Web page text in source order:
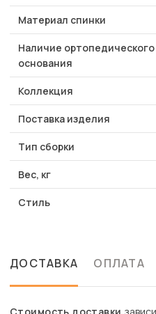
Материал спинки
Наличие ортопедического
основания
Коллекция
Поставка изделия
Тип сборки
Вес, кг
Стиль
ДОСТАВКА ОПЛАТА